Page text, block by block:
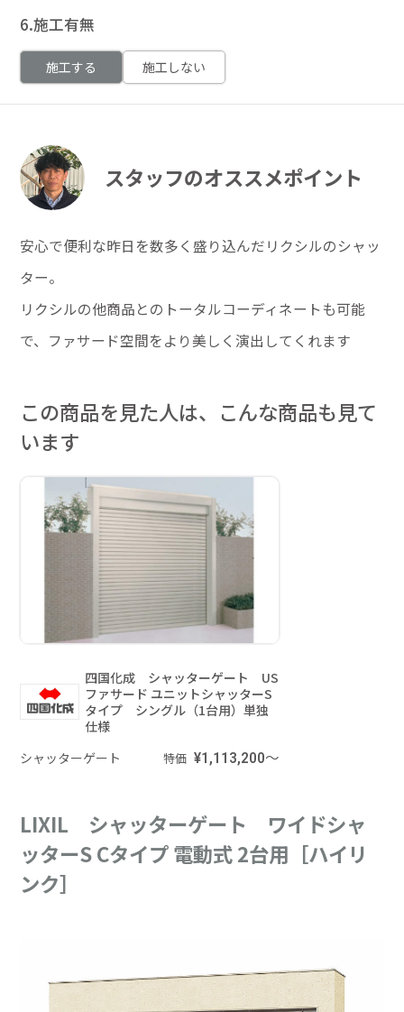
6.施工有無
施工する 施工しない
スタッフのオススメポイント
安心で便利な昨日を数多く盛り込んだリクシルのシャッ
ター。
リクシルの他商品とのトータルコーディネートも可能
で、ファサード空間をより美しく演出してくれます
この商品を見た人は、こんな商品も見て
います
四国化成 シャッターゲート US
ファサード ユニットシャッターS
タイプ シングル（1台用）単独
仕様
シャッターゲート
特価 ¥1,113,200～
LIXIL シャッターゲート ワイドシャ
ッターS Cタイプ 電動式 2台用［ハイリ
ンク］